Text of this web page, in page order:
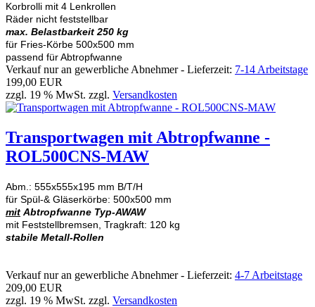
Korbrolli mit 4 Lenkrollen
Räder nicht feststellbar
max. Belastbarkeit 250 kg
für Fries-Körbe 500x500 mm
passend für Abtropfwanne
Verkauf nur an gewerbliche Abnehmer - Lieferzeit: 7-14 Arbeitstage
199,00 EUR
zzgl. 19 % MwSt. zzgl. Versandkosten
Transportwagen mit Abtropfwanne -
ROL500CNS-MAW
Abm.: 555x555x195 mm B/T/H
für Spül-& Gläserkörbe: 500x500 mm
mit Abtropfwanne Typ-AWAW
mit Feststellbremsen, Tragkraft: 120 kg
stabile Metall-Rollen
Verkauf nur an gewerbliche Abnehmer - Lieferzeit: 4-7 Arbeitstage
209,00 EUR
zzgl. 19 % MwSt. zzgl. Versandkosten